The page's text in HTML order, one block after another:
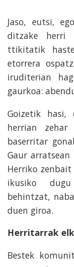
Jaso, eutsi,
ditzake herri
ttikitatik
etorrera
iruditerian
gaurkoa:
Goizetik hasi,
herrian zehar
baserritar
Gaur
Herriko
ikusiko
behintzat,
duen giroa.
Herritarrak
Bestek